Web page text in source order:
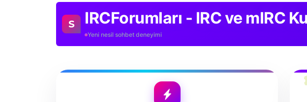
S IRCForumları - IRC ve mIRC
Yeni nesil sohbet deneyimi